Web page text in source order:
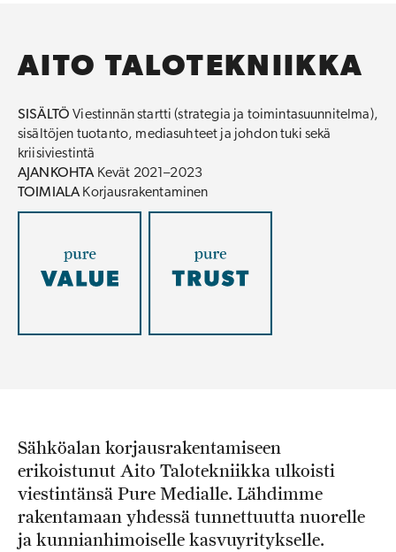
AITO TALOTEKNIIKKA
SISÄLTÖ Viestinnän startti (strategia ja toimintasuunnitelma),
sisältöjen tuotanto, mediasuhteet ja johdon tuki sekä
kriisiviestintä
AJANKOHTAKevät 2021–2023
TOIMIALAKorjausrakentaminen
Sähköalan korjausrakentamiseen
erikoistunut Aito Talotekniikka ulkoisti
viestintänsä Pure Medialle. Lähdimme
rakentamaan yhdessä tunnettuutta nuorelle
ja kunnianhimoiselle kasvuyritykselle.